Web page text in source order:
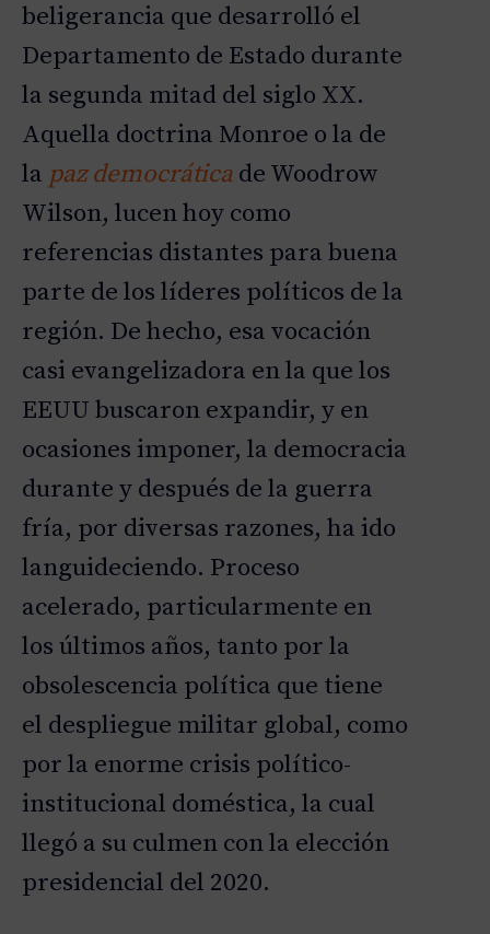
beligerancia que desarrolló el
Departamento de Estado durante
la segunda mitad del siglo XX.
Aquella doctrina Monroe o la de
la paz democrática de Woodrow
Wilson, lucen hoy como
referencias distantes para buena
parte de los líderes políticos de la
región. De hecho, esa vocación
casi evangelizadora en la que los
EEUU buscaron expandir, y en
ocasiones imponer, la democracia
durante y después de la guerra
fría, por diversas razones, ha ido
languideciendo. Proceso
acelerado, particularmente en
los últimos años, tanto por la
obsolescencia política que tiene
el despliegue militar global, como
por la enorme crisis político-
institucional doméstica, la cual
llegó a su culmen con la elección
presidencial del 2020.